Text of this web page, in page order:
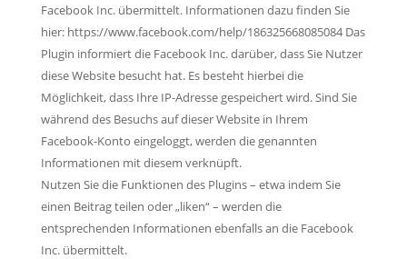
Facebook Inc. übermittelt. Informationen dazu finden Sie
hier: https://www.facebook.com/help/186325668085084 Das
Plugin informiert die Facebook Inc. darüber, dass Sie Nutzer
diese Website besucht hat. Es besteht hierbei die
Möglichkeit, dass Ihre IP-Adresse gespeichert wird. Sind Sie
während des Besuchs auf dieser Website in Ihrem
Facebook-Konto eingeloggt, werden die genannten
Informationen mit diesem verknüpft.
Nutzen Sie die Funktionen des Plugins – etwa indem Sie
einen Beitrag teilen oder „liken“ – werden die
entsprechenden Informationen ebenfalls an die Facebook
Inc. übermittelt.